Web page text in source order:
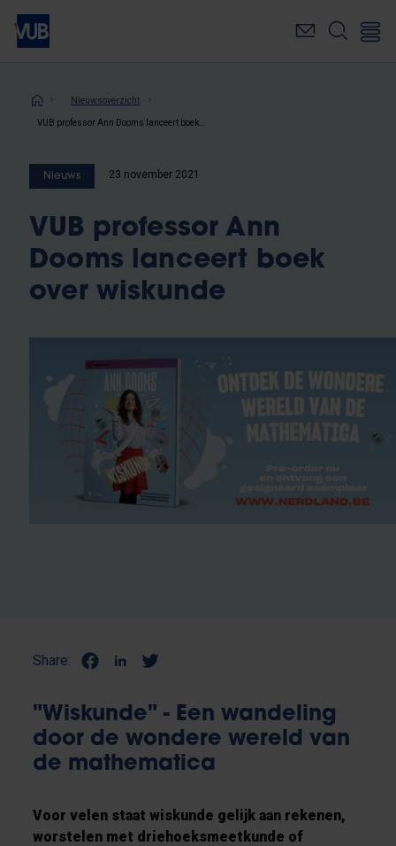
Overslaan
naar
inhoudKruimelpad
Nieuwsoverzicht
Nieuws 23 november 2021
VUB professor Ann
Dooms lanceert boek
over wiskunde
Share:
"Wiskunde" - Een wandeling
door de wondere wereld van
de mathematica
Voor velen staat wiskunde gelijk aan rekenen,
worstelen met driehoeksmeetkunde of